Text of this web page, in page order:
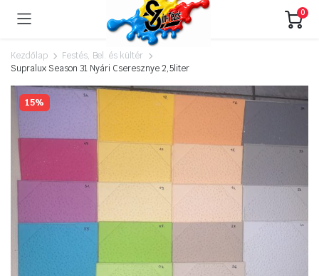
0
Kezdőlap
Festés, Bel. és kültér
Supralux Season 31 Nyári Cseresznye 2,5liter
15%